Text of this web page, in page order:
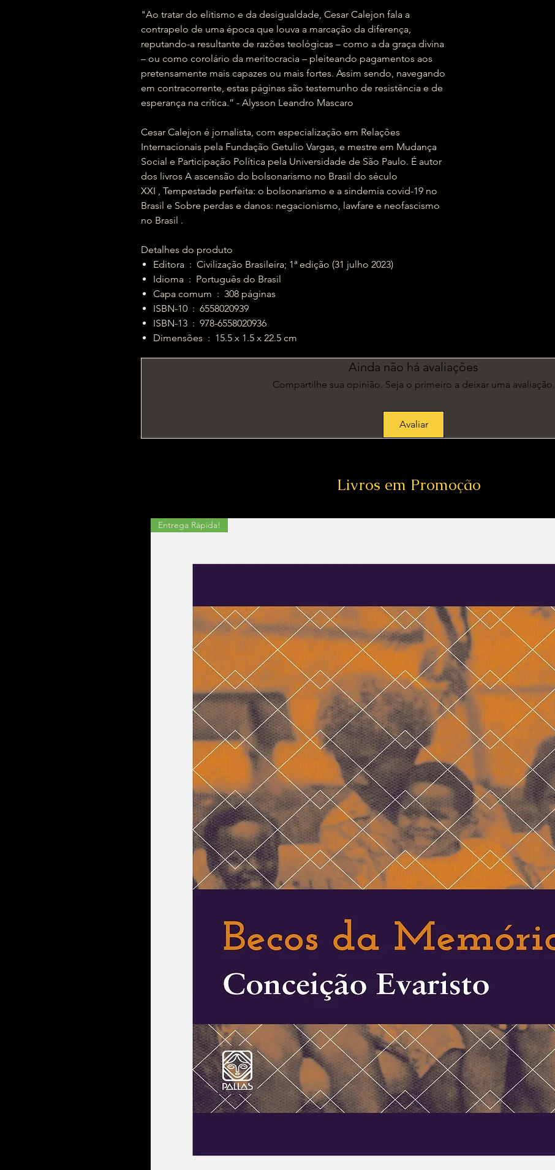
"Ao tratar do elitismo e da desigualdade, Cesar Calejon fala a
contrapelo de uma época que louva a marcação da diferença,
reputando-a resultante de razões teológicas – como a da graça divina
– ou como corolário da meritocracia – pleiteando pagamentos aos
pretensamente mais capazes ou mais fortes. Assim sendo, navegando
em contracorrente, estas páginas são testemunho de resistência e de
esperança na crítica.” - Alysson Leandro Mascaro
Cesar Calejon é jornalista, com especialização em Relações
Internacionais pela Fundação Getulio Vargas, e mestre em Mudança
Social e Participação Política pela Universidade de São Paulo. É autor
dos livros A ascensão do bolsonarismo no Brasil do século
XXI , Tempestade perfeita: o bolsonarismo e a sindemia covid-19 no
Brasil e Sobre perdas e danos: negacionismo, lawfare e neofascismo
no Brasil .
Detalhes do produto
Editora ‏ : ‎ Civilização Brasileira; 1ª edição (31 julho 2023)
Idioma ‏ : ‎ Português do Brasil
Capa comum ‏ : ‎ 308 páginas
ISBN-10 ‏ : ‎ 6558020939
ISBN-13 ‏ : ‎ 978-6558020936
Dimensões ‏ : ‎ 15.5 x 1.5 x 22.5 cm
Ainda não há avaliações
Compartilhe sua opinião. Seja o primeiro a deixar uma avaliação.
Avaliar
Livros em Promoção
Entrega Rápida!